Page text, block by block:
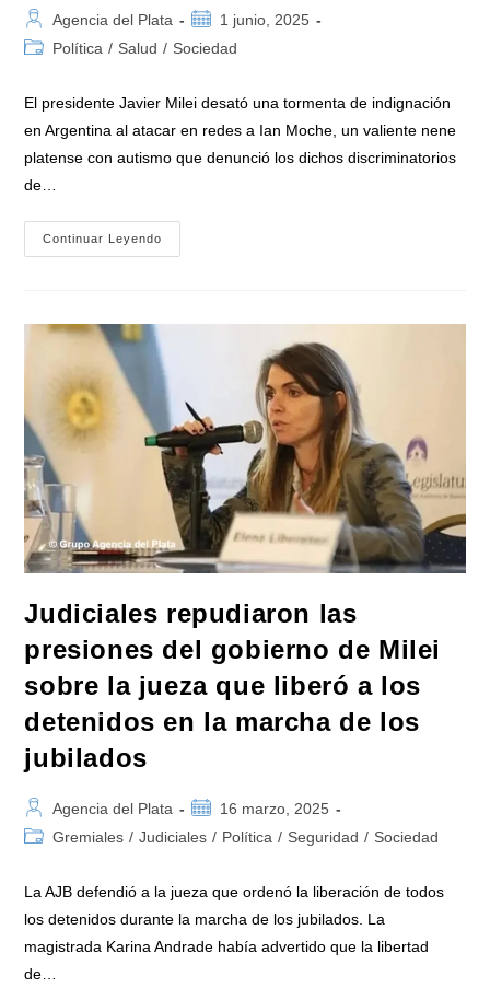
Autor
de
Agencia del Plata
Publicación
de
1 junio, 2025
Categoría
entrada:
Política / Salud / Sociedad
El presidente Javier Milei desató una tormenta de indignación
en Argentina al atacar en redes a Ian Moche, un valiente nene
platense con autismo que denunció los dichos discriminatorios
de…
Continuar Leyendo
Repudio
En
Redes
Niño
Con
Autismo
Que
Lucha
Por
La
Inclusión
Judiciales repudiaron las
presiones del gobierno de Milei
sobre la jueza que liberó a los
detenidos en la marcha de los
jubilados
Autor
de
Agencia del Plata
Publicación
16 marzo, 2025
Categoría
Gremiales / Judiciales / Política / Seguridad / Sociedad
La AJB defendió a la jueza que ordenó la liberación de todos
los detenidos durante la marcha de los jubilados. La
magistrada Karina Andrade había advertido que la libertad
de…